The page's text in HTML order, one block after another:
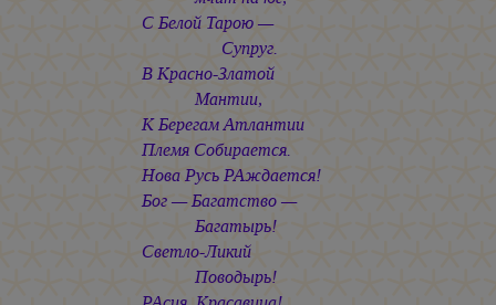
С Белой Тарою —
Супруг.
В Красно-Златой
Мантии,
К Берегам Атлантии
Племя Собирается.
Нова Русь РАждается!
Бог — Багатство —
Багатырь!
Светло-Ликий
Поводырь!